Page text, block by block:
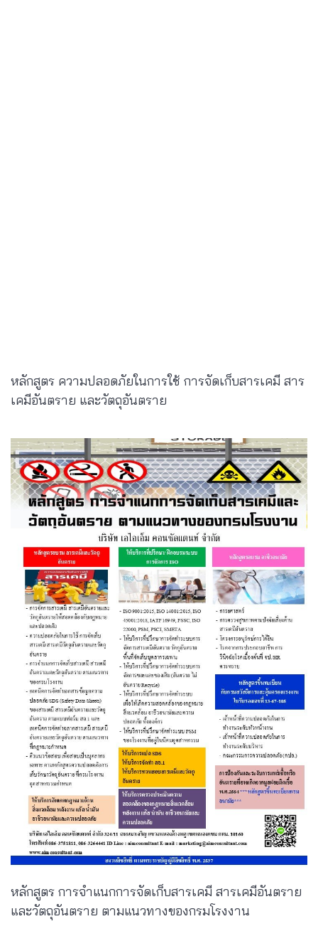
หลักสูตร ความปลอดภัยในการใช้ การจัดเก็บสารเคมี สาร
เคมีอันตราย และวัตถุอันตราย
หลักสูตร การจำแนกการจัดเก็บสารเคมี สารเคมีอันตราย
และวัตถุอันตราย ตามแนวทางของกรมโรงงาน